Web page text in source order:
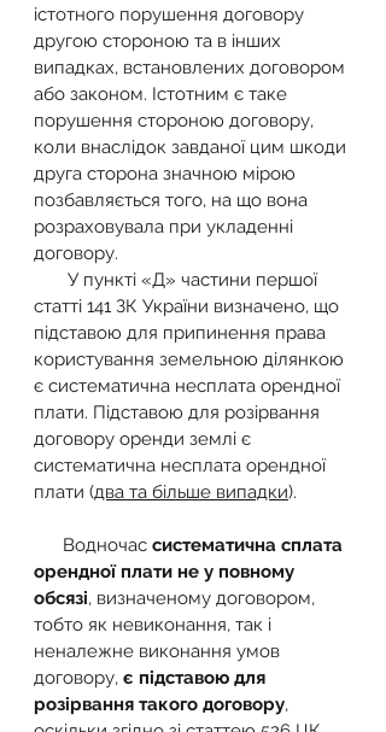
істотного порушення договору
другою стороною та в інших
випадках, встановлених договором
або законом. Істотним є таке
порушення стороною договору,
коли внаслідок завданої цим шкоди
друга сторона значною мірою
позбавляється того, на що вона
розраховувала при укладенні
договору.
У пункті «Д» частини першої
статті 141 ЗК України визначено, що
підставою для припинення права
користування земельною ділянкою
є систематична несплата орендної
плати. Підставою для розірвання
договору оренди землі є
систематична несплата орендної
плати (два та більше випадки).
Водночас систематична сплата
орендної плати не у повному
обсязі, визначеному договором,
тобто як невиконання, так і
неналежне виконання умов
договору, є підставою для
розірвання такого договору,